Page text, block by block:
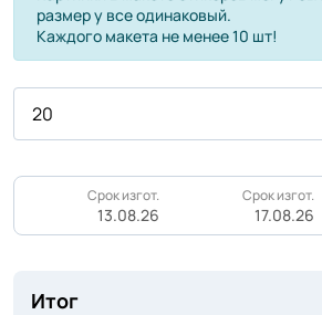
размер у все одинаковый.
Каждого макета не менее 10 шт!
Срок изгот.
13.08.26
Срок изгот.
17.08.26
Итог